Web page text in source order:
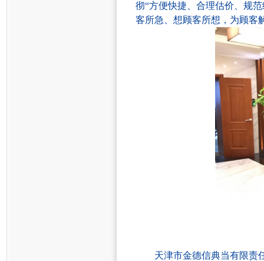
彻“方便快捷、合理估价、规
客所急、想顾客所想，为顾客
天津市金德信典当有限责